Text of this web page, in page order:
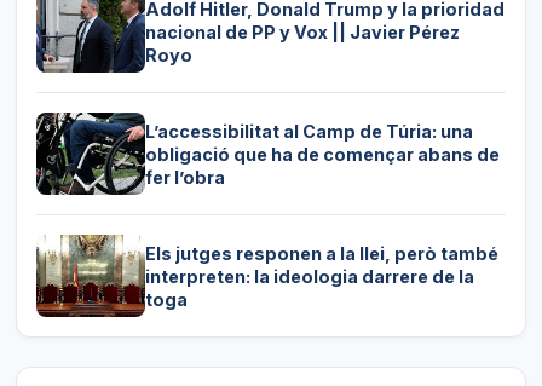
Adolf Hitler, Donald Trump y la prioridad
nacional de PP y Vox || Javier Pérez
Royo
L’accessibilitat al Camp de Túria: una
obligació que ha de començar abans de
fer l’obra
Els jutges responen a la llei, però també
interpreten: la ideologia darrere de la
toga